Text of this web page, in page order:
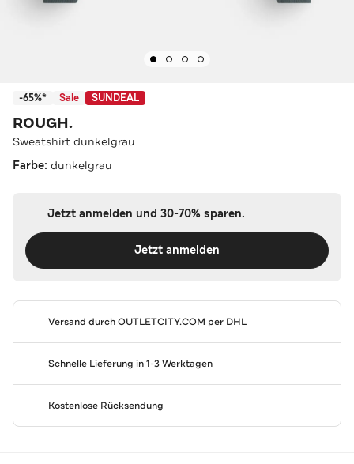
-65%* Sale SUNDEAL
ROUGH.
Sweatshirt dunkelgrau
Farbe: dunkelgrau
Jetzt anmelden und 30-70% sparen.
Jetzt anmelden
Versand durchOUTLETCITY.COM per DHL
Schnelle Lieferung in 1-3 Werktagen
Kostenlose Rücksendung